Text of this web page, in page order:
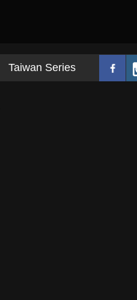
Taiwan Series